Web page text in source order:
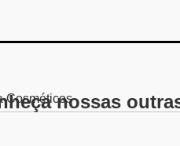
Cosméticosnossas